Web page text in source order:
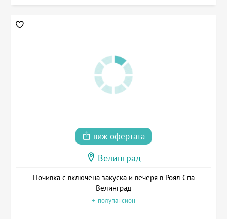
виж офертата
Велинград
Почивка с включена закуска и вечеря в Роял Спа
Велинград
+ полупансион